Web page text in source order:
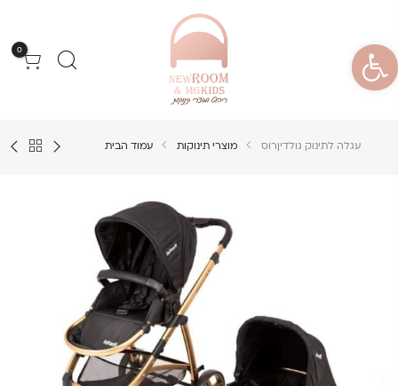
פתח סרגל נגישות 0
עמוד הבית מוצרי תינוקות עגלה לתינוק גולדיןרוס